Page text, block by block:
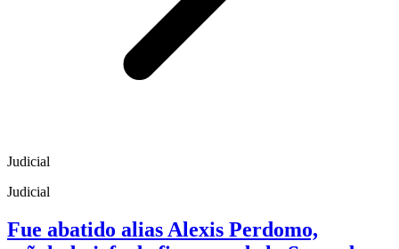
Judicial
Judicial
Fue abatido alias Alexis Perdomo,